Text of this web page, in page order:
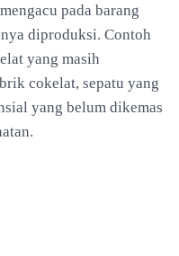
pada barang
diproduksi. Contoh
yang masih
cokelat, sepatu yang
yang belum dikemas